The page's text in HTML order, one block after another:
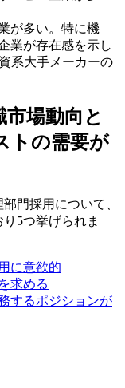
が多い。特に機
業が存在感を示し
系大手メーカーの
場動向と
トの需要が
門採用について、
5つ挙げられま
に意欲的
求める
するポジションが